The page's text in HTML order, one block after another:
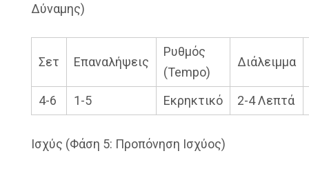
Δύναμης)
Σετ Επαναλήψεις
Ρυθμός
(Tempo)
Διάλειμμα
4-6 1-5 Εκρηκτικό 2-4 Λεπτά
Ισχύς (Φάση 5: Προπόνηση Ισχύος)